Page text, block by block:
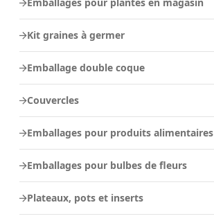
Kit graines à germer
Emballage double coque
Couvercles
Emballages pour produits alimentaires
Emballages pour bulbes de fleurs
Plateaux, pots et inserts